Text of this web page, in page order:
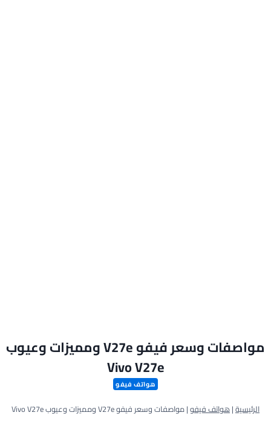
مواصفات وسعر فيفو V27e ومميزات وعيوب
Vivo V27e
هواتف فيفو
الرئيسية|هواتف فيفو|مواصفات وسعر فيفو V27e ومميزات وعيوب Vivo V27e